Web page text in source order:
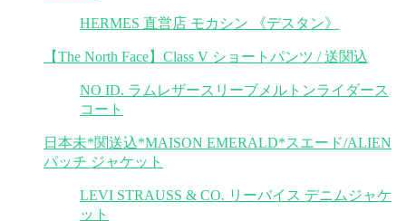
HERMES 直営店 モカシン 《デスタン》
【The North Face】Class V ショートパンツ / 送関込
NO ID. ラムレザースリーブメルトンライダース
コート
日本未*関送込*MAISON EMERALD*スエード/ALIEN
パッチ ジャケット
LEVI STRAUSS & CO. リーバイス デニムジャケ
ット